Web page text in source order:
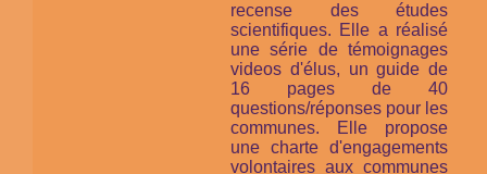
recense des études
scientifiques. Elle a réalisé
une série de témoignages
videos d'élus, un guide de
16 pages de 40
questions/réponses pour les
communes. Elle propose
une charte d'engagements
volontaires aux communes